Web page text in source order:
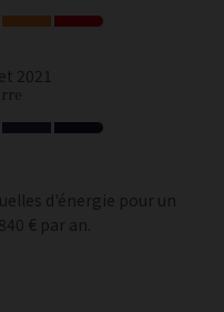
2021
d'énergie pour un
€ par an.